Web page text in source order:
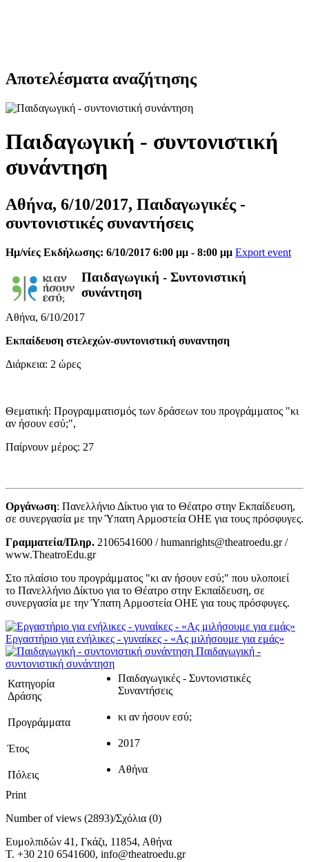
Αποτελέσματα αναζήτησης
Παιδαγωγική - συντονιστική
συνάντηση
Αθήνα, 6/10/2017, Παιδαγωγικές -
συντονιστικές συναντήσεις
Ημ/νίες Εκδήλωσης: 6/10/2017 6:00 μμ - 8:00 μμ Export event
Παιδαγωγική - Συντονιστική
συνάντηση
Αθήνα, 6/10/2017
Εκπαίδευση στελεχών-συντονιστική συναντηση
Διάρκεια: 2 ώρες
Θεματική: Προγραμματισμός των δράσεων του προγράμματος "κι
αν ήσουν εσύ;",
Παίρνουν μέρος: 27
Οργάνωση: Πανελλήνιο Δίκτυο για το Θέατρο στην Εκπαίδευση,
σε συνεργασία με την Ύπατη Αρμοστεία ΟΗΕ για τους πρόσφυγες.
Γραμματεία/Πληρ. 2106541600 / humanrights@theatroedu.gr /
www.TheatroEdu.gr
Στο πλαίσιο του προγράμματος "κι αν ήσουν εσύ;" που υλοποιεί
το Πανελλήνιο Δίκτυο για το Θέατρο στην Εκπαίδευση, σε
συνεργασία με την Ύπατη Αρμοστεία ΟΗΕ για τους πρόσφυγες.
Εργαστήριο για ενήλικες - γυναίκες - «Ας μιλήσουμε για εμάς»
Παιδαγωγική -
συντονιστική συνάντηση
Κατηγορία
Δράσης
Παιδαγωγικές - Συντονιστικές
Συναντήσεις
Προγράμματα κι αν ήσουν εσύ;
Έτος 2017
Πόλεις Αθήνα
Print
Number of views (2893)/Σχόλια (0)
Ευμολπιδών 41, Γκάζι, 11854, Αθήνα
T. +30 210 6541600, info@theatroedu.gr